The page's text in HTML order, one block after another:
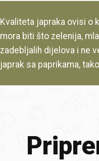
Kvaliteta japraka ovisi o
mora biti što zelenija,
zadebljalih dijelova i ne
japrak sa paprikama,